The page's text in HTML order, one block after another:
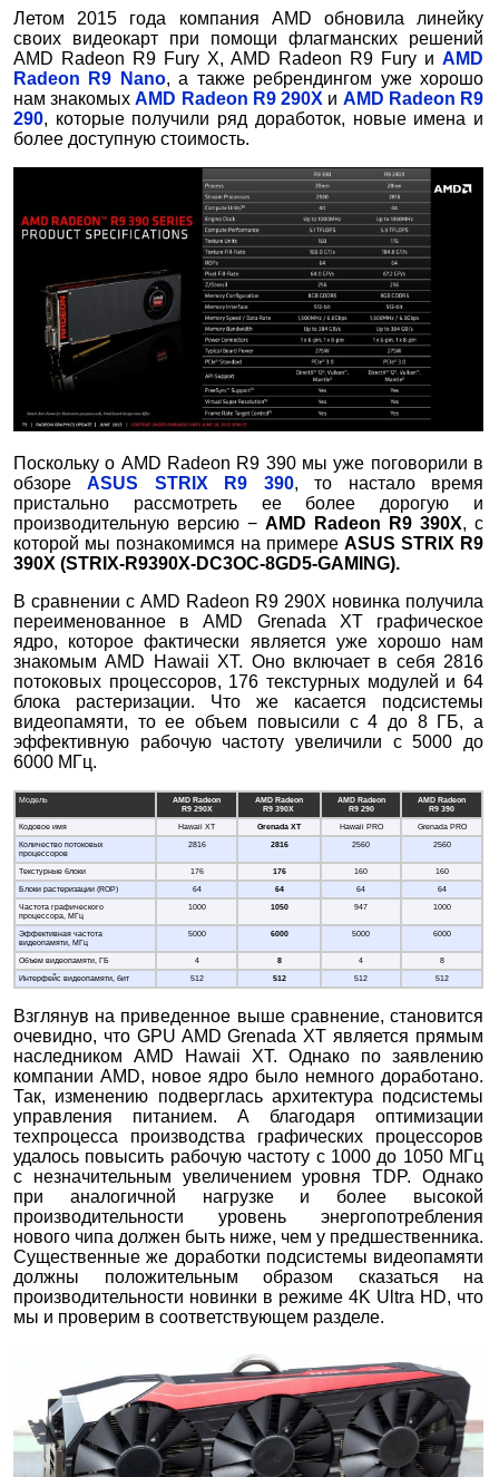
Летом 2015 года компания AMD обновила линейку
своих видеокарт при помощи флагманских решений
AMD Radeon R9 Fury X, AMD Radeon R9 Fury иAMD
Radeon R9 Nano, а также ребрендингом уже хорошо
нам знакомыхAMD Radeon R9 290X и AMD Radeon R9
290, которые получили ряд доработок, новые имена и
более доступную стоимость.
Поскольку о AMD Radeon R9 390 мы уже поговорили в
обзореASUS STRIX R9 390, то настало время
пристально рассмотреть ее более дорогую и
производительную версию −AMD Radeon R9 390X, с
которой мы познакомимся на примереASUS STRIX R9
390X (STRIX-R9390X-DC3OC-8GD5-GAMING).
В сравнении с AMD Radeon R9 290X новинка получила
переименованное в AMD Grenada XT графическое
ядро, которое фактически является уже хорошо нам
знакомым AMD Hawaii XT. Оно включает в себя 2816
потоковых процессоров, 176 текстурных модулей и 64
блока растеризации. Что же касается подсистемы
видеопамяти, то ее объем повысили с 4 до 8 ГБ, а
эффективную рабочую частоту увеличили с 5000 до
6000 МГц.
Модель
AMD Radeon
R9 290X
AMD Radeon
R9 390X
AMD Radeon
R9 290
AMD Radeon
R9 390
Кодовое имя
Hawaii XT GrenadaXT Hawaii PRO
Grenada PRO
Количество потоковых
процессоров
2816 2816 2560 2560
Текстурные блоки 176 176 160
160
Блоки растеризации (ROP)
64 64 64
64
Частота графического
процессора, МГц
1000 1050 947 1000
Эффективная частота
видеопамяти, МГц
5000 6000 5000 6000
Объем видеопамяти, ГБ 4 8 4
8
Интерфейс видеопамяти, бит
512 512 512 512
Взглянув на приведенное выше сравнение, становится
очевидно, что GPU AMD Grenada XT является прямым
наследником AMD Hawaii XT. Однако по заявлению
компании AMD, новое ядро было немного доработано.
Так, изменению подверглась архитектура подсистемы
управления питанием. А благодаря оптимизации
техпроцесса производства графических процессоров
удалось повысить рабочую частоту с 1000 до 1050 МГц
с незначительным увеличением уровня TDP. Однако
при аналогичной нагрузке и более высокой
производительности уровень энергопотребления
нового чипа должен быть ниже, чем у предшественника.
Существенные же доработки подсистемы видеопамяти
должны положительным образом сказаться на
производительности новинки в режиме 4K Ultra HD, что
мы и проверим в соответствующем разделе.